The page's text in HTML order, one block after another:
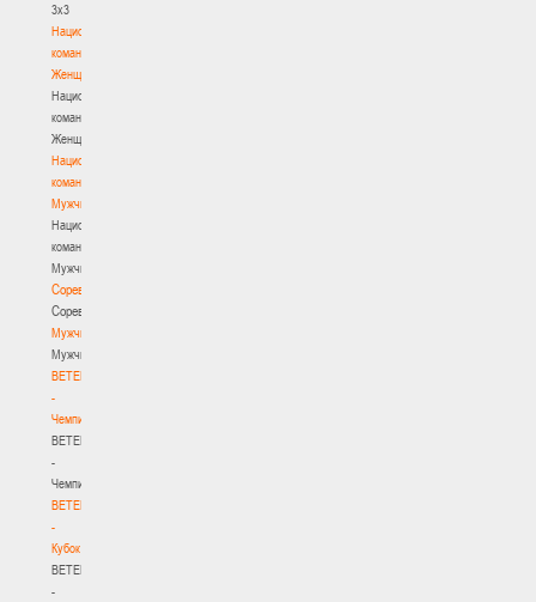
3х3
Национальная
команда.
Женщины
Национальная
команда.
Женщины
Национальная
команда.
Мужчины
Национальная
команда.
Мужчины
Соревнования
Соревнования
Мужчины
Мужчины
BETERA
-
Чемпионат
BETERA
-
Чемпионат
BETERA
-
Кубок
BETERA
-